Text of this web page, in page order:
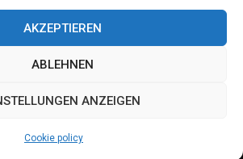
AKZEPTIEREN
ABLEHNEN
ANZEIGEN
Cookie policy
Contact